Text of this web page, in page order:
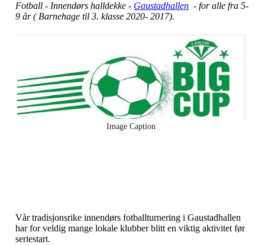
Fotball - Innendørs halldekke - Gaustadhallen - for alle fra 5-
9 år ( Barnehage til 3. klasse 2020- 2017).
Image Caption
Vår tradisjonsrike innendørs fotballturnering i Gaustadhallen
har for veldig mange lokale klubber blitt en viktig aktivitet før
seriestart.